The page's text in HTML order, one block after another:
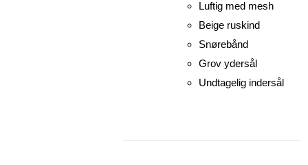
Luftig med mesh
Beige ruskind
Snørebånd
Grov ydersål
Undtagelig indersål